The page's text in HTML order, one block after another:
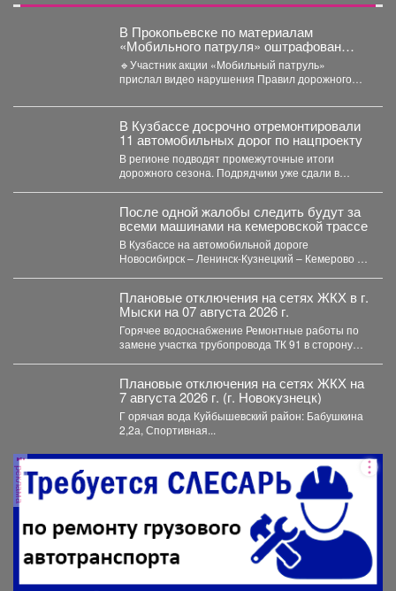
В Прокопьевске по материалам
«Мобильного патруля» оштрафован
автомобилист, который дважды
нарушил ПДД
🔹Участник акции «Мобильный патруль»
прислал видео нарушения Правил дорожного
«БМВ» в...
В Кузбассе досрочно отремонтировали
11 автомобильных дорог по нацпроекту
В регионе подводят промежуточные итоги
дорожного сезона. Подрядчики уже сдали в
После одной жалобы следить будут за
всеми машинами на кемеровской трассе
В Кузбассе на автомобильной дороге
Новосибирск – Ленинск-Кузнецкий – Кемерово –
Плановые отключения на сетях ЖКХ в г.
Мыски на 07 августа 2026 г.
Горячее водоснабжение Ремонтные работы по
замене участка трубопровода ТК 91 в сторону
Плановые отключения на сетях ЖКХ на
7 августа 2026 г. (г. Новокузнецк)
Г орячая вода Куйбышевский район: Бабушкина
2,2а, Спортивная...
реклама